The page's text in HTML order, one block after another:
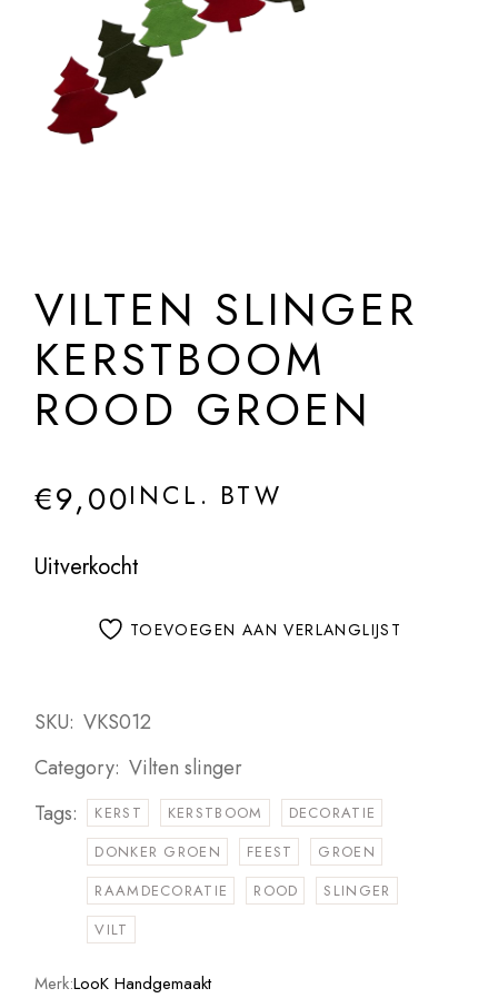
VILTEN SLINGER
KERSTBOOM
ROOD GROEN
€9,00INCL. BTW
Uitverkocht
TOEVOEGEN AAN VERLANGLIJST
SKU: VKS012
Category: Vilten slinger
Tags:
KERST KERSTBOOM
DECORATIE
DONKER GROEN
FEEST
GROEN
RAAMDECORATIE
ROOD
SLINGER
VILT
Merk:LooK Handgemaakt